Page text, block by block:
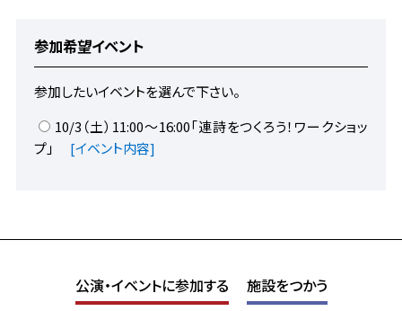
参加希望イベント
参加したいイベントを選んで下さい。
10/3（土）11:00～16:00「連詩をつくろう！ワークショッ
プ」 [イベント内容]
公演・イベントに参加する 施設をつかう